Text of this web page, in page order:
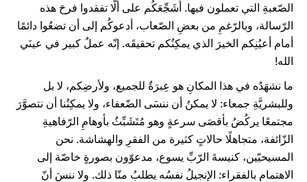
الصّعبةِ التي تعملون فيها. أُشَجِّعَكُم على ألّا تفقدوا فرحَ هذه
الرّسالة، وبالرّغمِ من بعضِ الصّعاب، أدعوكُم إلى أن تضعُوا دائمًا
أمام أعيُنِكم الخيرَ الذي يمكِنُكم تحقيقَه. إنّه عملٌ كبير في عينَي
الله!
ما نشهَدُه في هذا المكانِ هو عِبرَةٌ للجميع، ولأرضِكم، لا بل
وللبشريَّةِ جمعاء: لا يمكنُ أن ننسَى الضّعفاء، ولا يمكِنُنا أن نتصوَّرَ
مجتمعًا يركُضُ بأقصَى سرعةٍ وهو مُتَشَبِّثٌ بأوهامِ الرّفاهيةِ
الزّائفة، متجاهلًا حالاتٍ كثيرة من الفقرِ والهشاشة. نحن
المسيحيّين، كنيسةَ الرّبِّ يسوع، مدعوّون بصورةٍ خاصّة إلى
الاهتمامِ بالفقراء: الإنجيلُ نفسُه يطلبُ منّا ذلك. ولا ننسَ أنّ